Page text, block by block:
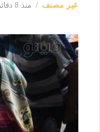
غير مصنف منذ 8 دقائق